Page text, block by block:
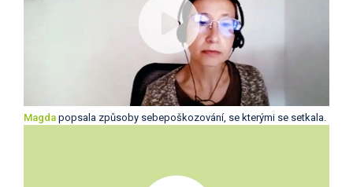
Magda popsala způsoby sebepoškozování, se kterými se setkala.